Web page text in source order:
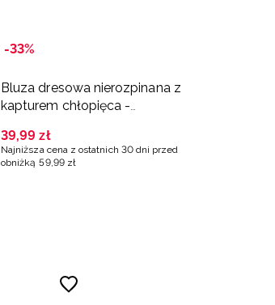
-33%
Bluza dresowa nierozpinana z
kapturem chłopięca -
39,99 zł
Najniższa cena z ostatnich 30 dni przed
obniżką 59, 99 zł